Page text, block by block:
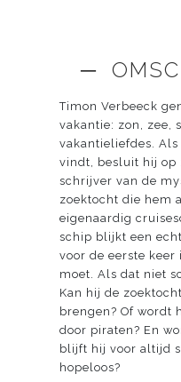
─
Timon Verbeeck
vakantie: zon, zee,
vakantieliefdes.
vindt, besluit hij op
schrijver van de
zoektocht die hem
eigenaardig
schip blijkt een
voor de eerste
moet. Als dat niet
Kan hij de
brengen? Of wordt
door piraten? En
blijft hij voor altijd
hopeloos?